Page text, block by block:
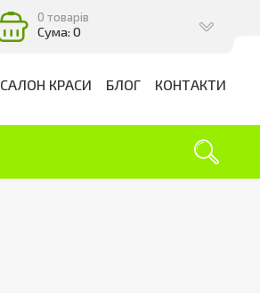
0 товарів
Сума: 0
САЛОН КРАСИ БЛОГ КОНТАКТИ